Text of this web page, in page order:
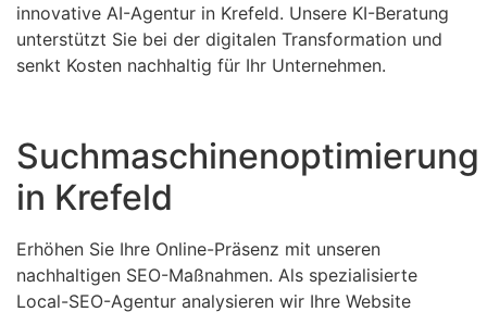
innovative AI-Agentur in Krefeld. Unsere KI-Beratung
unterstützt Sie bei der digitalen Transformation und
senkt Kosten nachhaltig für Ihr Unternehmen.
Suchmaschinenoptimierung
in Krefeld
Erhöhen Sie Ihre Online-Präsenz mit unseren
nachhaltigen SEO-Maßnahmen. Als spezialisierte
Local-SEO-Agentur analysieren wir Ihre Website